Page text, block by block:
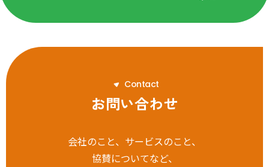
Contact
お問い合わせ
会社のこと、サービスのこと、
協賛についてなど、